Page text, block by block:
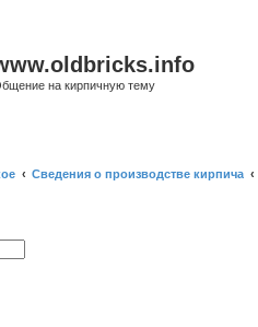
на кирпичную тему
Сведения о производстве кирпича